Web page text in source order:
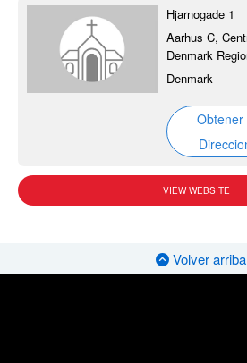
Hjarnogade 1
Aarhus C,
Denmark
Denmark
Obtener
VIEW WEBSITE
Volver arriba